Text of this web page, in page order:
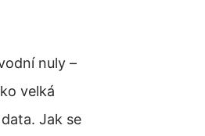
nuly –
velká
Jak se